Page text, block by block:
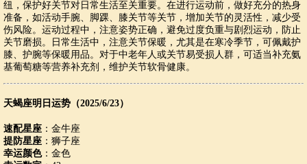
纽，保护好关节对日常生活至关重要。在进行运动前，做好充分的热身
准备，如活动手腕、脚踝、膝关节等关节，增加关节的灵活性，减少受
伤风险。运动过程中，注意姿势正确，避免过度负重与剧烈运动，防止
关节磨损。日常生活中，注意关节保暖，尤其是在寒冷季节，可佩戴护
膝、护腕等保暖用品。对于中老年人或关节易受损人群，可适当补充氨
基葡萄糖等营养补充剂，维护关节软骨健康。
天蝎座明日运势（2025/6/23）
速配星座 ：金牛座
提防星座 ：狮子座
幸运颜色：金色